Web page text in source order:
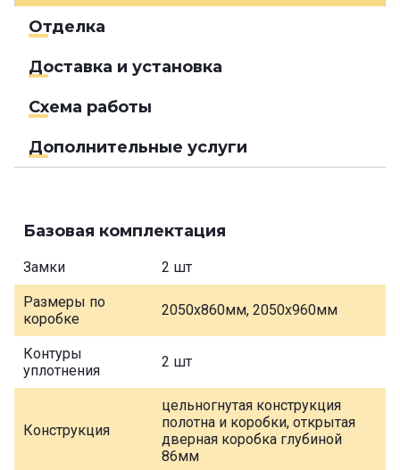
Отделка
Доставка и установка
Схема работы
Дополнительные услуги
Базовая комплектация
Замки 2 шт
Размеры по
коробке
2050х860мм, 2050х960мм
Контуры
уплотнения
2 шт
Конструкция
цельногнутая конструкция
полотна и коробки, открытая
дверная коробка глубиной
86мм